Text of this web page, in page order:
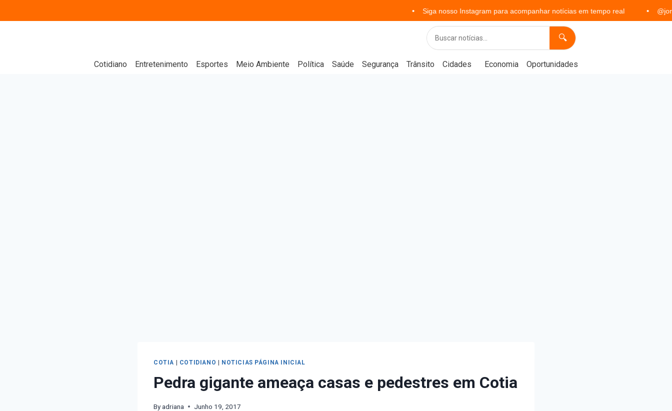
Siga nosso Instagram para acompanhar notícias em tempo real
🔍
Cotidiano Entretenimento Esportes Meio Ambiente Política Saúde Segurança Trânsito Cidades Economia Oportunidades
COTIA COTIDIANO NOTICIAS PÁGINA INICIAL
Pedra gigante ameaça casas e pedestres em Cotia
Byadriana Junho 19, 2017